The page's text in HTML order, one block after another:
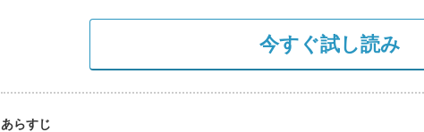
今すぐ試し読み
あらすじ